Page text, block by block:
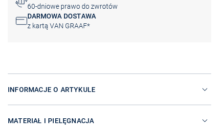
60-dniowe prawo do zwrotów
DARMOWA DOSTAWA
z kartą VAN GRAAF*
INFORMACJE O ARTYKULE
MATERIAŁ I PIELĘGNACJA